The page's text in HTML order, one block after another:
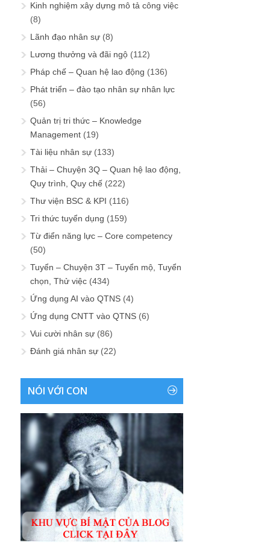
Kinh nghiệm xây dựng mô tả công việc
(8)
Lãnh đạo nhân sự (8)
Lương thưởng và đãi ngộ (112)
Pháp chế – Quan hệ lao động (136)
Phát triển – đào tạo nhân sự nhân lực
(56)
Quản trị tri thức – Knowledge
Management (19)
Tài liệu nhân sự (133)
Thải – Chuyện 3Q – Quan hệ lao động,
Quy trình, Quy chế (222)
Thư viện BSC & KPI (116)
Tri thức tuyển dụng (159)
Từ điển năng lực – Core competency
(50)
Tuyển – Chuyện 3T – Tuyển mộ, Tuyển
chọn, Thử việc (434)
Ứng dụng AI vào QTNS (4)
Ứng dụng CNTT vào QTNS (6)
Vui cười nhân sự (86)
Đánh giá nhân sự (22)
NÓI VỚI CON